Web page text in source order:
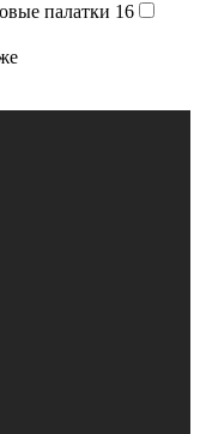
палатки 16